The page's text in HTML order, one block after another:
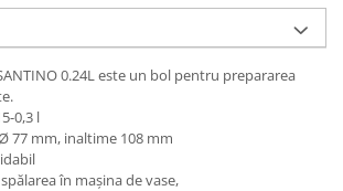
0.24L este un bol pentru prepararea
0,3 l
77 mm, inaltime 108 mm
în mașina de vase,